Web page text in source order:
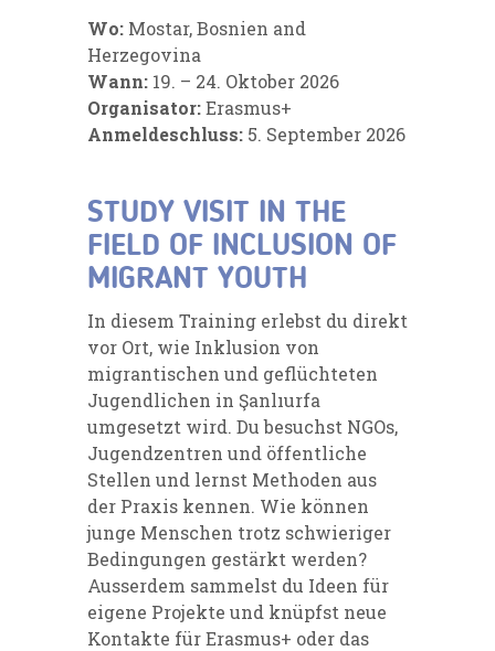
Wo: Mostar, Bosnien and
Herzegovina
Wann: 19. – 24. Oktober 2026
Organisator:Erasmus+
Anmeldeschluss: 5. September 2026
STUDY VISIT IN THE
FIELD OF INCLUSION OF
MIGRANT YOUTH
In diesem Training erlebst du direkt
vor Ort, wie Inklusion von
migrantischen und geflüchteten
Jugendlichen in Şanlıurfa
umgesetzt wird. Du besuchst NGOs,
Jugendzentren und öffentliche
Stellen und lernst Methoden aus
der Praxis kennen. Wie können
junge Menschen trotz schwieriger
Bedingungen gestärkt werden?
Ausserdem sammelst du Ideen für
eigene Projekte und knüpfst neue
Kontakte für Erasmus+ oder das